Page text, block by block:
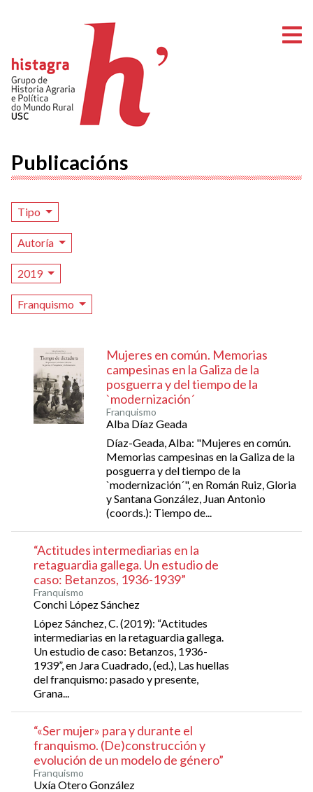
Publicacións
Tipo
Autoría
2019
Franquismo
Mujeres en común. Memorias
campesinas en la Galiza de la
posguerra y del tiempo de la
`modernización´
Franquismo
Alba Díaz Geada
Díaz-Geada, Alba: "Mujeres en común.
Memorias campesinas en la Galiza de la
posguerra y del tiempo de la
`modernización´", en Román Ruiz, Gloria
y Santana González, Juan Antonio
(coords.): Tiempo de...
“Actitudes intermediarias en la
retaguardia gallega. Un estudio de
caso: Betanzos, 1936-1939”
Franquismo
Conchi López Sánchez
López Sánchez, C. (2019): “Actitudes
intermediarias en la retaguardia gallega.
Un estudio de caso: Betanzos, 1936-
1939”, en Jara Cuadrado, (ed.), Las huellas
del franquismo: pasado y presente,
Grana...
“«Ser mujer» para y durante el
franquismo. (De)construcción y
evolución de un modelo de género”
Franquismo
Uxía Otero González